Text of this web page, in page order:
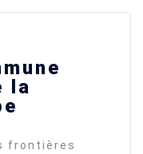
la
frontières